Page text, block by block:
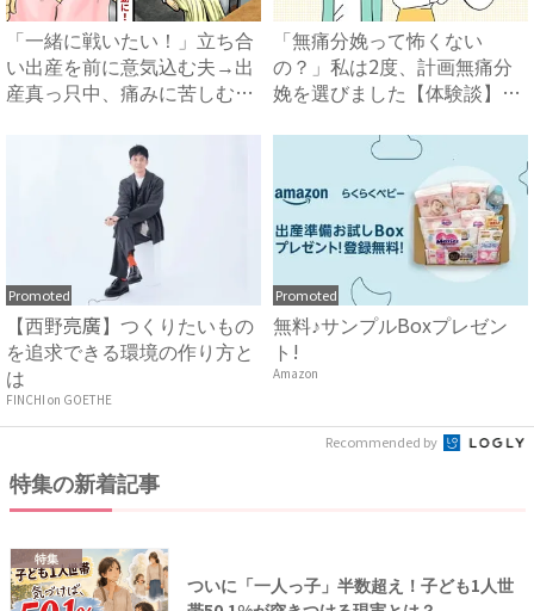
「一緒に戦いたい！」立ち合
い出産を前に意気込む夫→出
産真っ只中、痛みに苦しむ私
「無痛分娩って怖くない
の？」私は2度、計画無痛分
娩を選びました【体験談】｜
Promoted
【西野亮廣】つくりたいもの
を追求できる環境の作り方と
は
FINCHI on GOETHE
Promoted
無料♪サンプルBoxプレゼン
ト!
Amazon
Recommended by
特集の新着記事
特集
ついに「一人っ子」半数超え！子ども1人世